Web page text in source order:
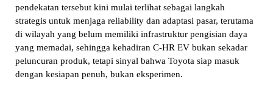
pendekatan tersebut kini mulai terlihat sebagai langkah
strategis untuk menjaga reliability dan adaptasi pasar, terutama
di wilayah yang belum memiliki infrastruktur pengisian daya
yang memadai, sehingga kehadiran C-HR EV bukan sekadar
peluncuran produk, tetapi sinyal bahwa Toyota siap masuk
dengan kesiapan penuh, bukan eksperimen.